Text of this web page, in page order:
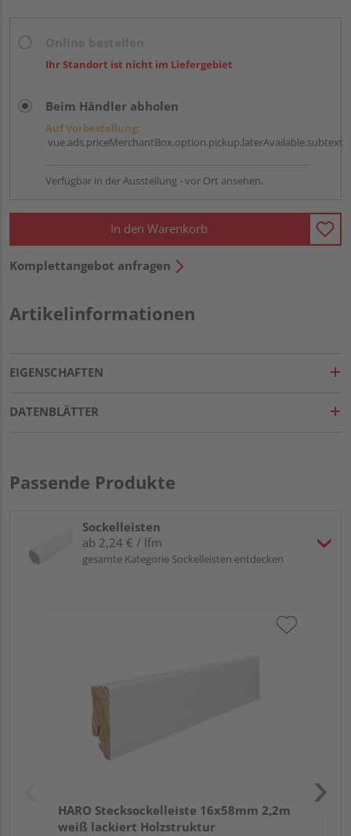
Ihr Standort ist nicht im Liefergebiet
Beim Händler abholen
Auf Vorbestellung:
vue.ads.priceMerchantBox.option.pickup.laterAvailable.subtext
Verfügbar in der Ausstellung - vor Ort ansehen.
In den Warenkorb
Komplettangebot anfragen
Artikelinformationen
EIGENSCHAFTEN
DATENBLÄTTER
Passende Produkte
Sockelleisten
ab 2,24 € / lfm
gesamte Kategorie Sockelleisten entdecken
HARO Stecksockelleiste 16x58mm 2,2m
weiß lackiert Holzstruktur